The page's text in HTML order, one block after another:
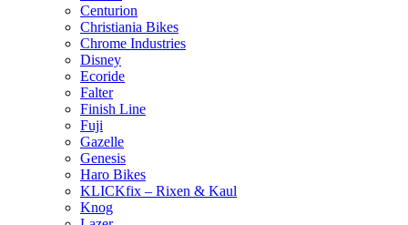
Centurion
Christiania Bikes
Chrome Industries
Disney
Ecoride
Falter
Finish Line
Fuji
Gazelle
Genesis
Haro Bikes
KLICKfix – Rixen & Kaul
Knog